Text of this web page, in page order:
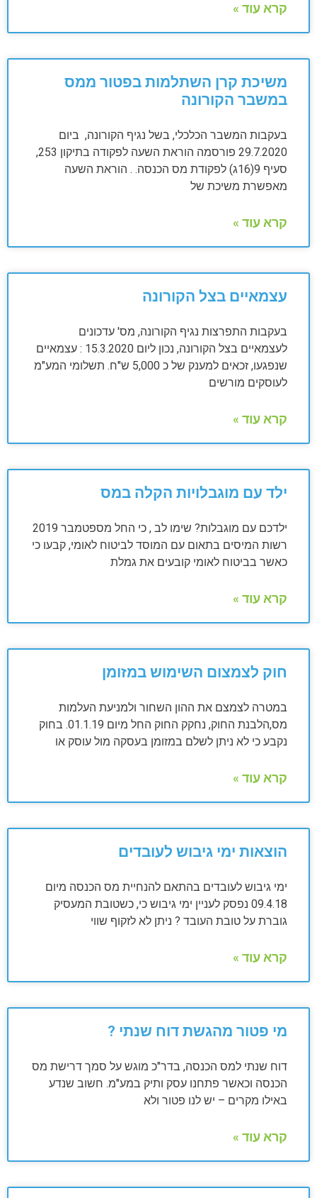
קרא עוד »
משיכת קרן השתלמות בפטור ממס
במשבר הקורונה
בעקבות המשבר הכלכלי, בשל נגיף הקורונה, ביום
29.7.2020 פורסמה הוראת השעה לפקודה בתיקון 253,
סעיף 9(16ג) לפקודת מס הכנסה. . הוראת השעה
מאפשרת משיכת של
קרא עוד »
עצמאיים בצל הקורונה
בעקבות התפרצות נגיף הקורונה, מס' עדכונים
לעצמאיים בצל הקורונה, נכון ליום 15.3.2020 : עצמאיים
שנפגעו, זכאים למענק של כ 5,000 ש"ח. תשלומי המע"מ
לעוסקים מורשים
קרא עוד »
ילד עם מוגבלויות הקלה במס
ילדכם עם מוגבלות? שימו לב , כי החל מספטמבר 2019
רשות המיסים בתאום עם המוסד לביטוח לאומי, קבעו כי
כאשר בביטוח לאומי קובעים את גמלת
קרא עוד »
חוק לצמצום השימוש במזומן
במטרה לצמצם את ההון השחור ולמניעת העלמות
מס,הלבנת החוק, נחקק החוק החל מיום 01.1.19. בחוק
נקבע כי לא ניתן לשלם במזומן בעסקה מול עוסק או
קרא עוד »
הוצאות ימי גיבוש לעובדים
ימי גיבוש לעובדים בהתאם להנחיית מס הכנסה מיום
09.4.18 נפסק לעניין ימי גיבוש כי, כשטובת המעסיק
גוברת על טובת העובד ? ניתן לא לזקוף שווי
קרא עוד »
מי פטור מהגשת דוח שנתי ?
דוח שנתי למס הכנסה, בדר"כ מוגש על סמך דרישת מס
הכנסה וכאשר פתחנו עסק ותיק במע"מ. חשוב שנדע
באילו מקרים – יש לנו פטור ולא
קרא עוד »